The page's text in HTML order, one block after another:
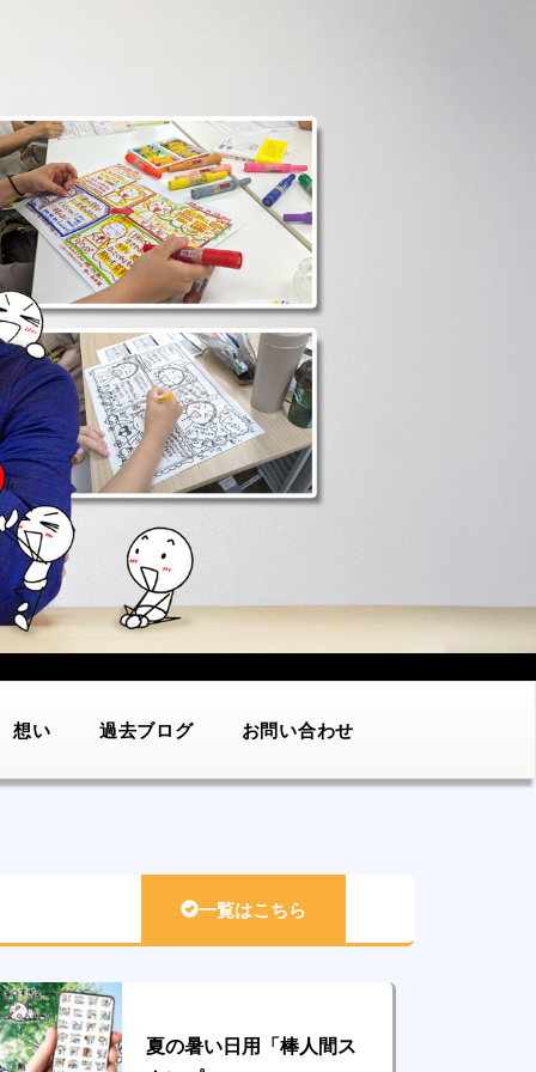
想い 過去ブログ お問い合わせ
一覧はこちら
夏の暑い日用「棒人間ス